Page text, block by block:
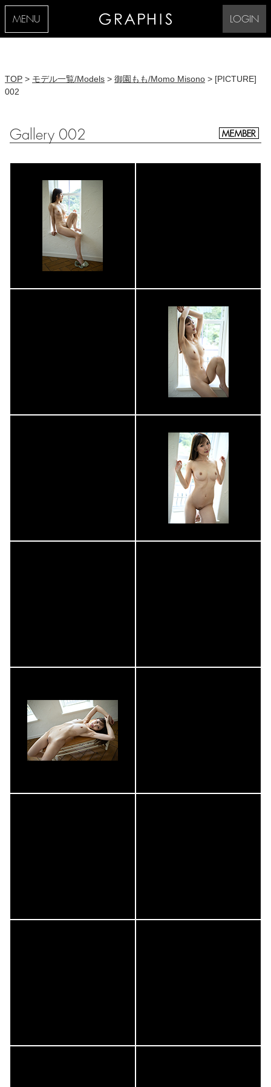
MENU LOGIN
TOP > モデル一覧/Models > 御園もも/Momo Misono > [PICTURE]
002
Gallery 002